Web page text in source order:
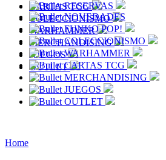
CARTAS TCG
COLECCIONISMO
WARHAMMER
MERCHANDISING
JUEGOS
OUTLET
RESERVAS
NOVEDADES
FUNKO POP!
COLECCIONISMO
WARHAMMER
CARTAS TCG
MERCHANDISING
JUEGOS
OUTLET
Home